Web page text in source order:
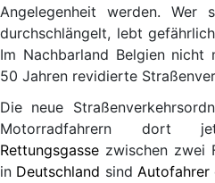
Angelegenheit werden. Wer
durchschlängelt, lebt
Im Nachbarland Belgien
50 Jahren revidierte
Die neue
Motorradfahrern dort
Rettungsgasse zwischen zwei
in Deutschland sind Autofahrer